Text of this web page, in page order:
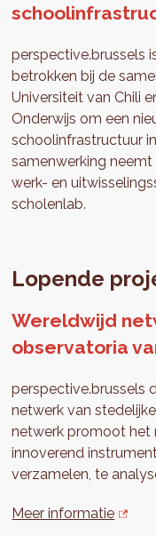
perspective.brussels
betrokken bij de
Universiteit van Chili
Onderwijs om een
schoolinfrastructuur
samenwerking
werk- en
scholenlab.
Lopende
Wereldwijd
observatoria
perspective.brussels
netwerk van
netwerk promoot het
innoverend
verzamelen, te
Meer informatie